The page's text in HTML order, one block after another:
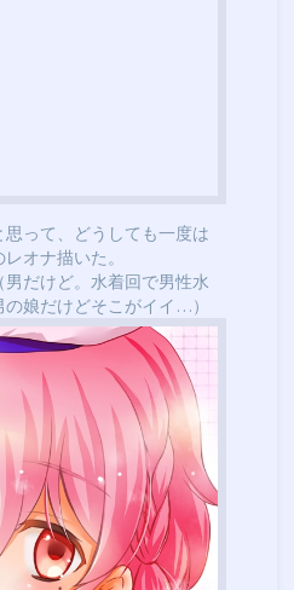
って、どうしても一度は
オナ描いた。
だけど。水着回で男性水
娘だけどそこがイイ…）